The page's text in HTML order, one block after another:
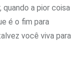
quando a pior coisa
é o fim para
você viva para